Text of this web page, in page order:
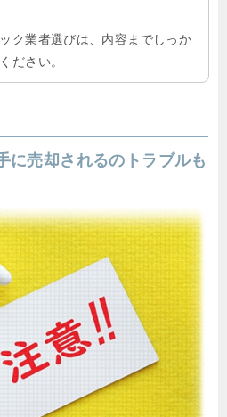
ク業者選びは、内容までしっか
ださい。
に売却されるのトラブルも